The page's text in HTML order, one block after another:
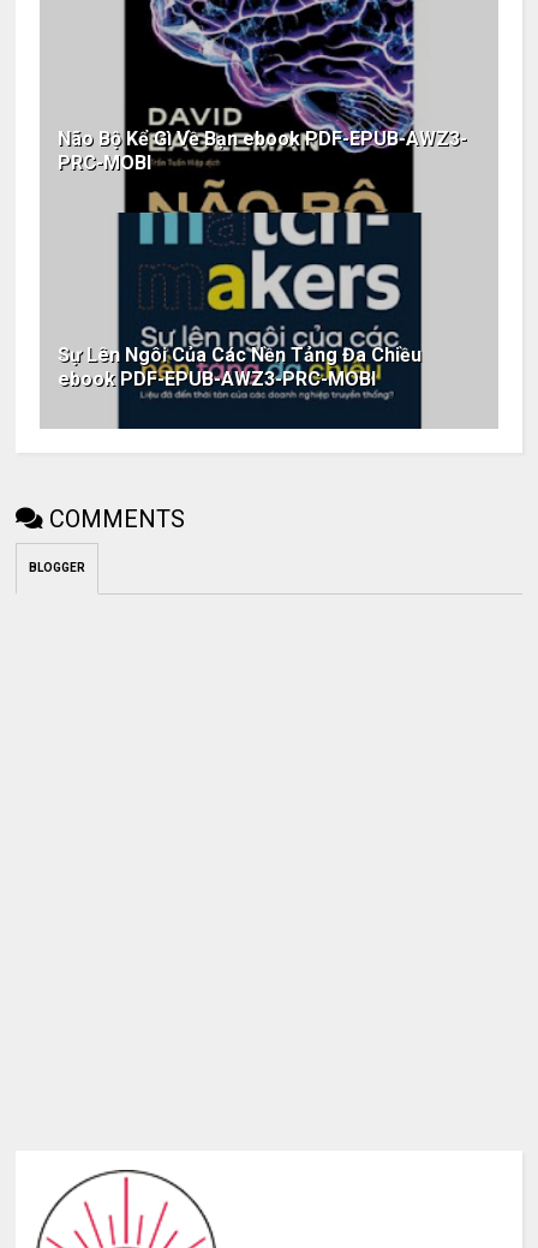
Não Bộ Kể Gì Về Bạn ebook PDF-EPUB-AWZ3-
PRC-MOBI
Sự Lên Ngôi Của Các Nền Tảng Đa Chiều
ebook PDF-EPUB-AWZ3-PRC-MOBI
COMMENTS
BLOGGER